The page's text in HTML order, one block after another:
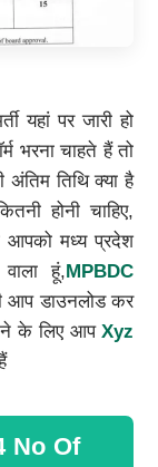
यहां पर जारी हो
भरना चाहते हैं तो
तिथि क्या है
होनी चाहिए,
आपको मध्य प्रदेश
हूं,MPBDC
आप डाउनलोड कर
के लिए आपXyz
No Of